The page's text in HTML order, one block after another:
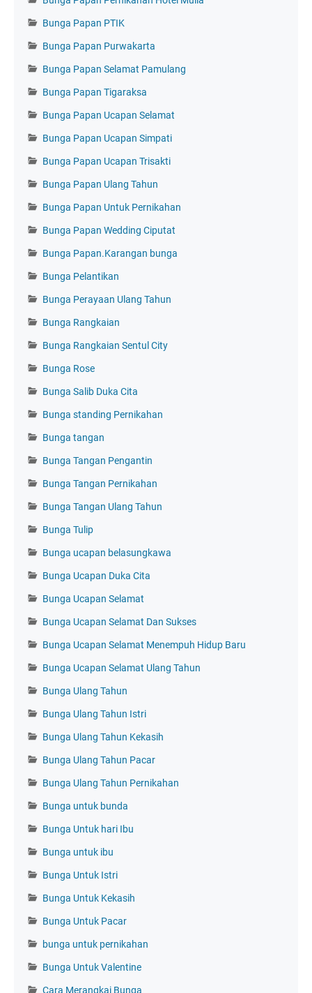
Bunga Papan PTIK
Bunga Papan Purwakarta
Bunga Papan Selamat Pamulang
Bunga Papan Tigaraksa
Bunga Papan Ucapan Selamat
Bunga Papan Ucapan Simpati
Bunga Papan Ucapan Trisakti
Bunga Papan Ulang Tahun
Bunga Papan Untuk Pernikahan
Bunga Papan Wedding Ciputat
Bunga Papan.Karangan bunga
Bunga Pelantikan
Bunga Perayaan Ulang Tahun
Bunga Rangkaian
Bunga Rangkaian Sentul City
Bunga Rose
Bunga Salib Duka Cita
Bunga standing Pernikahan
Bunga tangan
Bunga Tangan Pengantin
Bunga Tangan Pernikahan
Bunga Tangan Ulang Tahun
Bunga Tulip
Bunga ucapan belasungkawa
Bunga Ucapan Duka Cita
Bunga Ucapan Selamat
Bunga Ucapan Selamat Dan Sukses
Bunga Ucapan Selamat Menempuh Hidup Baru
Bunga Ucapan Selamat Ulang Tahun
Bunga Ulang Tahun
Bunga Ulang Tahun Istri
Bunga Ulang Tahun Kekasih
Bunga Ulang Tahun Pacar
Bunga Ulang Tahun Pernikahan
Bunga untuk bunda
Bunga Untuk hari Ibu
Bunga untuk ibu
Bunga Untuk Istri
Bunga Untuk Kekasih
Bunga Untuk Pacar
bunga untuk pernikahan
Bunga Untuk Valentine
Cara Merangkai Bunga